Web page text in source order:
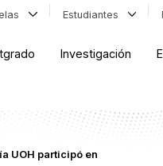
Estudiantes
Investigación
UOH participó en